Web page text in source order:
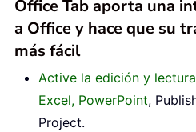
Office Tab aporta una
a Office y hace que su
más fácil
Active la edición y
Excel, PowerPoint,
Project.